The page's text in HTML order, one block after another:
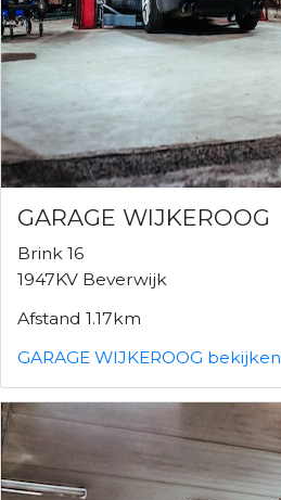
GARAGE WIJKEROOG
Brink 16
1947KV Beverwijk
Afstand 1.17km
GARAGE WIJKEROOG bekijken